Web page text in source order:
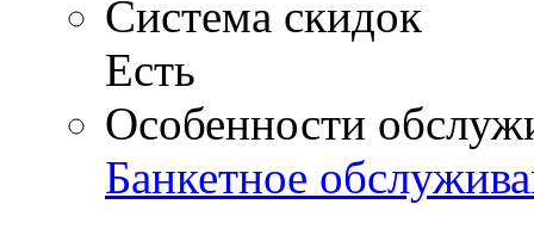
Система скидок
Есть
Особенности
Банкетное